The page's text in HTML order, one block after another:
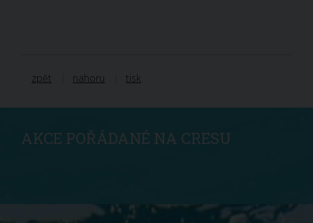
zpět nahoru tisk
AKCE POŘÁDANÉ NA CRESU